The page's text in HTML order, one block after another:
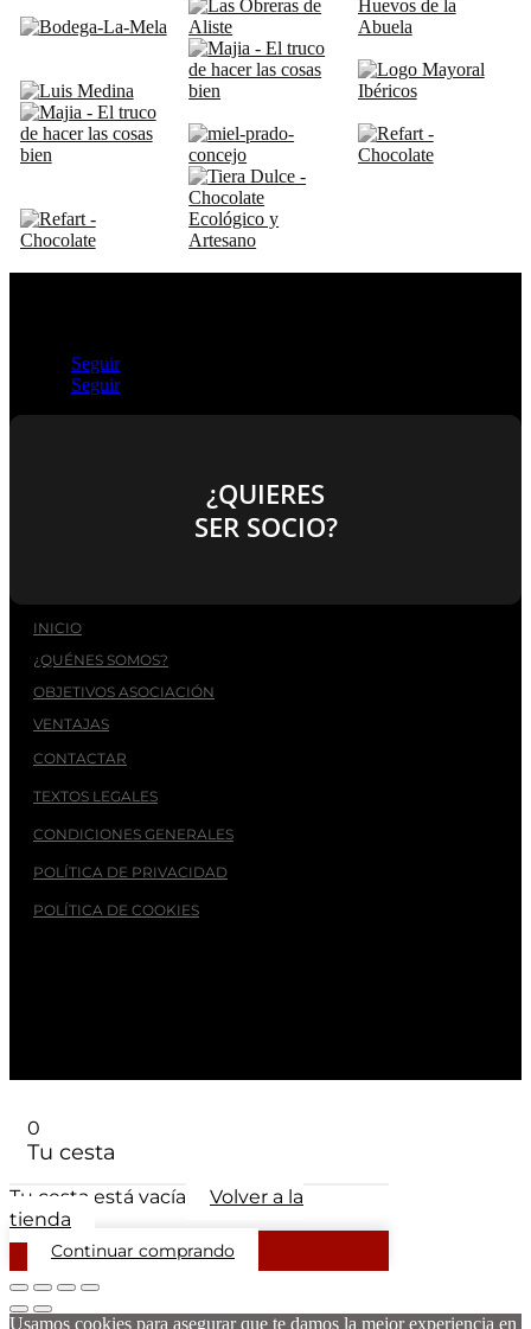
Seguir
Seguir
¿QUIERES
SER SOCIO?
INICIO
¿QUÉNES SOMOS?
OBJETIVOS ASOCIACIÓN
VENTAJAS
CONTACTAR
TEXTOS LEGALES
CONDICIONES GENERALES
POLÍTICA DE PRIVACIDAD
POLÍTICA DE COOKIES
0
Tu cesta
Tu cesta está vacía
Volver a la
tienda
Continuar comprando
Usamos cookies para asegurar que te damos la mejor experiencia en